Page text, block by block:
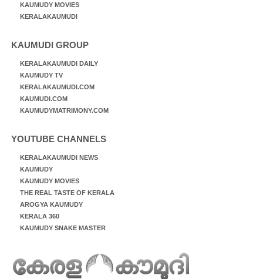
KAUMUDY MOVIES
KERALAKAUMUDI
KAUMUDI GROUP
KERALAKAUMUDI DAILY
KAUMUDY TV
KERALAKAUMUDI.COM
KAUMUDI.COM
KAUMUDYMATRIMONY.COM
YOUTUBE CHANNELS
KERALAKAUMUDI NEWS
KAUMUDY
KAUMUDY MOVIES
THE REAL TASTE OF KERALA
AROGYA KAUMUDY
KERALA 360
KAUMUDY SNAKE MASTER